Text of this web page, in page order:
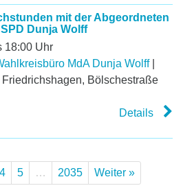
mit der Abgeordneten
Dunja Wolff
18:00 Uhr
MdA Dunja Wolff|
Friedrichshagen, Bölschestraße
Details
4 5 … 2035 Weiter »